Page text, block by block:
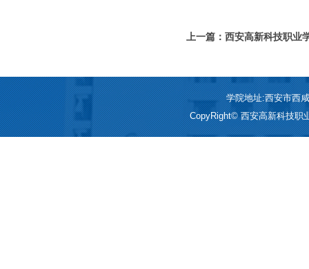
上一篇：西安高新科技职
学院地址:西安市西
CopyRight© 西安高新科技职